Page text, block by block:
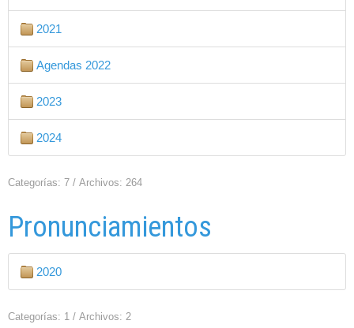
2021
Agendas 2022
2023
2024
Categorías: 7 / Archivos: 264
Pronunciamientos
2020
Categorías: 1 / Archivos: 2